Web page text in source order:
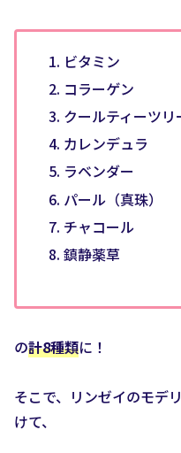
ビタミン
コラーゲン
クールティーツリ
カレンデュラ
ラベンダー
パール（真珠）
チャコール
鎮静薬草
の計8種類に！
そこで、リンゼイのモデ
けて、